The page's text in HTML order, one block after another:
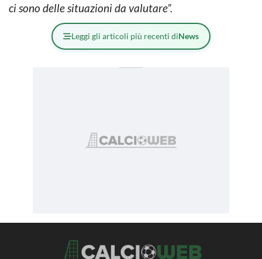
ci sono delle situazioni da valutare”.
Leggi gli articoli più recenti diNews